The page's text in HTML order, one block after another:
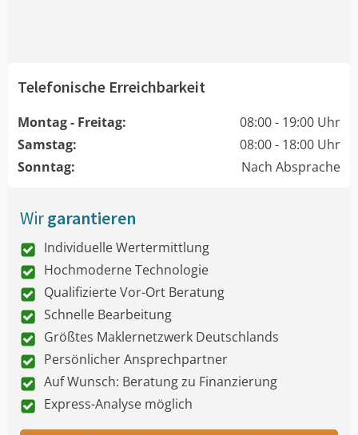
Telefonische Erreichbarkeit
Montag - Freitag:
08:00 - 19:00 Uhr
Samstag:
08:00 - 18:00 Uhr
Sonntag:
Nach Absprache
Wirgarantieren
Individuelle Wertermittlung
Hochmoderne Technologie
Qualifizierte Vor-Ort Beratung
Schnelle Bearbeitung
Größtes Maklernetzwerk Deutschlands
Persönlicher Ansprechpartner
Auf Wunsch: Beratung zu Finanzierung
Express-Analyse möglich